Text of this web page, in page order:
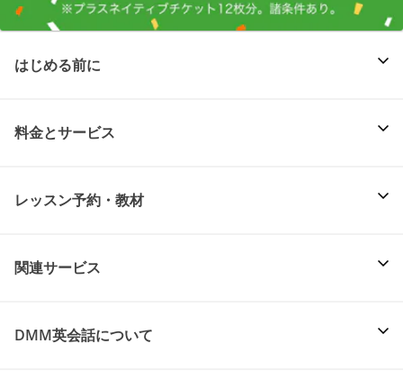
はじめる前に
料金とサービス
レッスン予約・教材
関連サービス
DMM英会話について